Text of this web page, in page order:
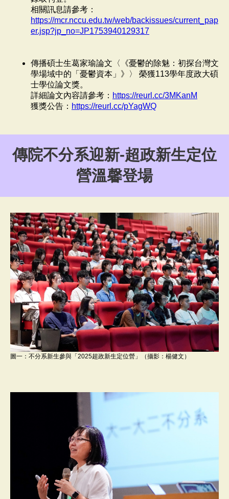
相關訊息請參考：
https://mcr.nccu.edu.tw/web/backissues/current_pap
er.jsp?jp_no=JP1753940129317
傳播碩士生葛家瑜論文〈《憂鬱的除魅：初探台灣文
學場域中的「憂鬱資本」》〉 榮獲113學年度政大碩
士學位論文獎。
詳細論文內容請參考： https://reurl.cc/3MKanM
獲獎公告： https://reurl.cc/pYagWQ
傳院不分系迎新-超政新生定位
營溫馨登場
圖一：不分系新生參與「2025超政新生定位營」（攝影：楊健文）